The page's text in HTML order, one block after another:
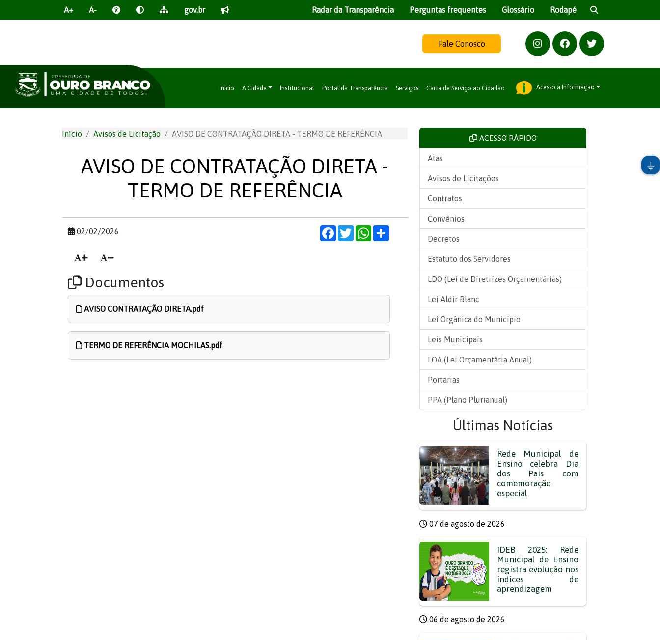
A+ A- gov.br Radar da Transparência Perguntas frequentes Glossário Rodapé
Fale Conosco
Início A Cidade Institucional Portal da Transparência Serviços Carta de Serviço ao Cidadão Acesso a Informação
Início Avisos de Licitação AVISO DE CONTRATAÇÃO DIRETA - TERMO DE REFERÊNCIA
AVISO DE CONTRATAÇÃO DIRETA -
TERMO DE REFERÊNCIA
02/02/2026 Facebook
TwitterWhatsApp
Documentos
AVISO CONTRATAÇÃO DIRETA.pdf
TERMO DE REFERÊNCIA MOCHILAS.pdf
ACESSO RÁPIDO
Atas
Avisos de Licitações
Contratos
Convênios
Decretos
Estatuto dos Servidores
LDO (Lei de Diretrizes Orçamentárias)
Lei Aldir Blanc
Lei Orgânica do Município
Leis Municipais
LOA (Lei Orçamentária Anual)
Portarias
PPA (Plano Plurianual)
Últimas Notícias
Rede Municipal de
Ensino celebra Dia
dos Pais com
comemoração
especial
07 de agosto de 2026
IDEB 2025: Rede
Municipal de Ensino
registra evolução nos
índices de
aprendizagem
06 de agosto de 2026